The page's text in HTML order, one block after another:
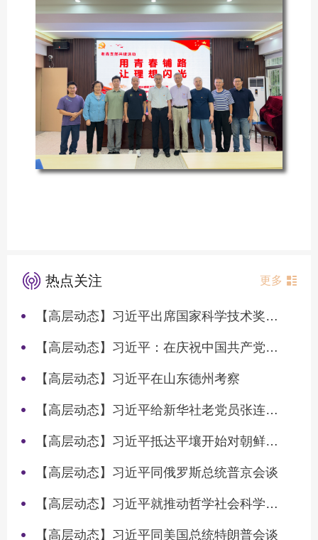
热点关注 更多
【高层动态】习近平出席国家科学技术奖励大会两院院士大会中国科协第十一次全国代表大会并发表重要讲话
【高层动态】习近平：在庆祝中国共产党成立105周年大会上的讲话
【高层动态】习近平在山东德州考察
【高层动态】习近平给新华社老党员张连生回信强调 传承红色基因 在新征程上书写优异答卷
【高层动态】习近平抵达平壤开始对朝鲜进行国事访问
【高层动态】习近平同俄罗斯总统普京会谈
【高层动态】习近平就推动哲学社会科学高质量发展作出重要指示
【高层动态】习近平同美国总统特朗普会谈